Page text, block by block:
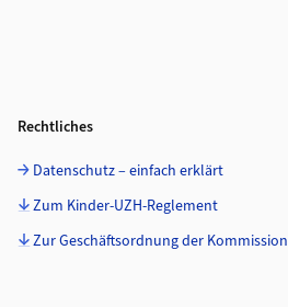
Rechtliches
Datenschutz – einfach erklärt
Zum Kinder-UZH-Reglement
Zur Geschäftsordnung der Kommission